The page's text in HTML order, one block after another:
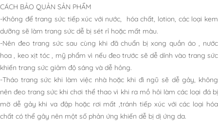
CÁCH BẢO QUẢN SẢN PHẨM
-Không để trang sức tiếp xúc với nước, hóa chất, lotion, các loại kem
dưỡng sẽ làm trang sức dễ bị sét rỉ hoặc mất màu.
-Nên đeo trang sức sau cùng khi đã chuẩn bị xong quần áo , nước
hoa , keo xịt tóc , mỹ phẩm vì nếu đeo trước sẽ dễ dính vào trang sức
khiến trang sức giảm độ sáng và dễ hỏng.
-Tháo trang sức khi làm việc nhà hoặc khi đi ngũ sẽ dễ gảy, không
nên đeo trang sức khi chơi thể thao vì khi ra mồ hôi làm các loại đá bị
mờ dễ gảy khi va đập hoặc rơi mất ,tránh tiếp xúc với các loại hóa
chất có thể gây nên một số phản ứng khiến dễ bị dị ứng da.